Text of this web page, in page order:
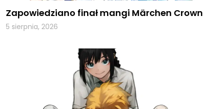
Zapowiedziano finał mangi Märchen Crown
5 sierpnia, 2026